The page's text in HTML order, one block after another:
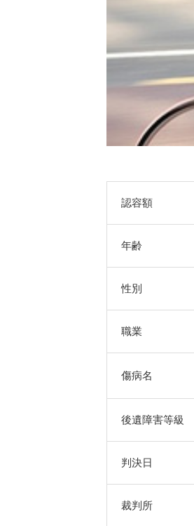
認容額
年齢
性別
職業
傷病名
後遺障害等級
判決日
裁判所